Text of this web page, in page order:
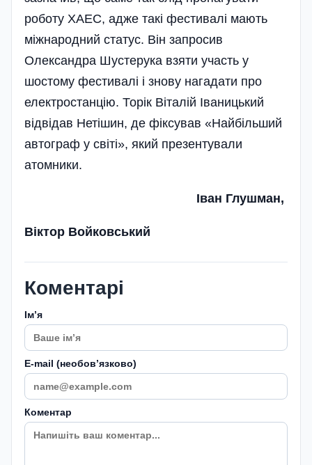
роботу ХАЕС, адже такі фестивалі мають
міжнародний статус. Він запросив
Олександра Шустерука взяти участь у
шостому фестивалі і знову нагадати про
електростанцію. Торік Віталій Іваницький
відвідав Нетішин, де фіксував «Найбільший
автограф у світі», який презентували
атомники.
Іван Глушман,
Віктор Войковський
Коментарі
Імʼя
E-mail (необовʼязково)
Коментар